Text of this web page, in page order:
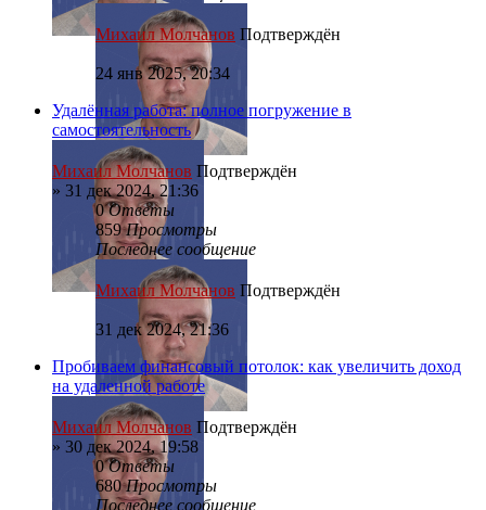
Михаил Молчанов Подтверждён
24 янв 2025, 20:34
Удалённая работа: полное погружение в
самостоятельность
Михаил Молчанов Подтверждён
» 31 дек 2024, 21:36
0Ответы
859Просмотры
Последнее сообщение
Михаил Молчанов Подтверждён
31 дек 2024, 21:36
Пробиваем финансовый потолок: как увеличить доход
на удаленной работе
Михаил Молчанов Подтверждён
» 30 дек 2024, 19:58
0Ответы
680Просмотры
Последнее сообщение